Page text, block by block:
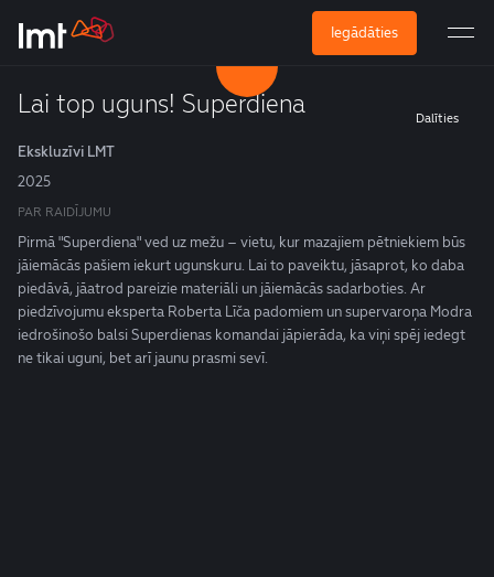
Iegādāties
Lai top uguns! Superdiena Dalīties
Ekskluzīvi LMT
2025
PAR RAIDĪJUMU
Pirmā "Superdiena" ved uz mežu – vietu, kur mazajiem pētniekiem būs
jāiemācās pašiem iekurt ugunskuru. Lai to paveiktu, jāsaprot, ko daba
piedāvā, jāatrod pareizie materiāli un jāiemācās sadarboties. Ar
piedzīvojumu eksperta Roberta Līča padomiem un supervaroņa Modra
iedrošinošo balsi Superdienas komandai jāpierāda, ka viņi spēj iedegt
ne tikai uguni, bet arī jaunu prasmi sevī.